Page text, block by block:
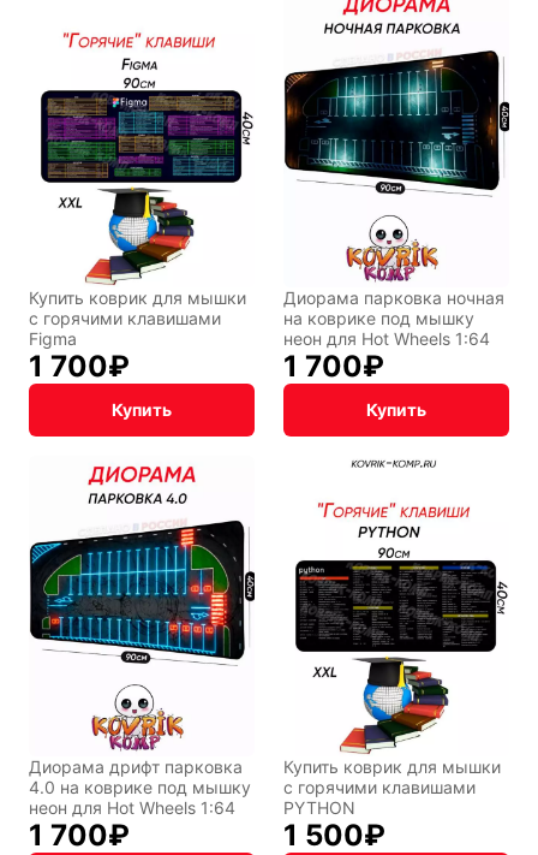
Купить коврик для мышки
с горячими клавишами
Figma
1 700₽
Купить
Диорама парковка ночная
на коврике под мышку
неон для Hot Wheels 1:64
1 700₽
Купить
Диорама дрифт парковка
4.0 на коврике под мышку
неон для Hot Wheels 1:64
1 700₽
Купить коврик для мышки
с горячими клавишами
PYTHON
1 500₽